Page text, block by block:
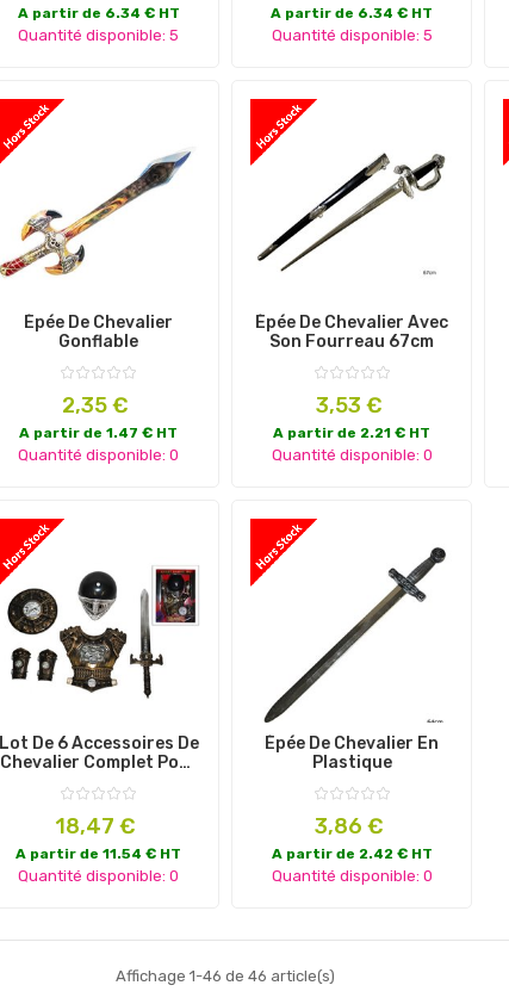
A partir de 6.34 € HT
Quantité disponible: 5
A partir de 6.34 € HT
Quantité disponible: 5
Épée De Chevalier
Gonflable
Prix
2,35 €
A partir de 1.47 € HT
Quantité disponible: 0
Épée De Chevalier Avec
Son Fourreau 67cm
Prix
3,53 €
A partir de 2.21 € HT
Quantité disponible: 0
Lot De 6 Accessoires De
Chevalier Complet Pour
Prix
18,47 €
A partir de 11.54 € HT
Quantité disponible: 0
Épée De Chevalier En
Plastique
Prix
3,86 €
A partir de 2.42 € HT
Quantité disponible: 0
Affichage 1-46 de 46 article(s)